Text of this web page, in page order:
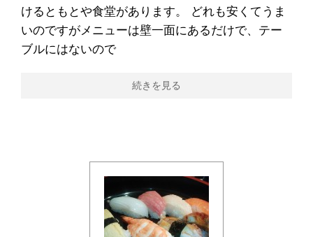
けるともとや食堂があります。 どれも安くてうま
いのですがメニューは壁一面にあるだけで、テー
ブルにはないので
続きを見る